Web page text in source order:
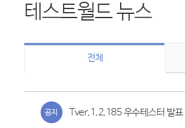
테스트월드 뉴스
전체
Tver.1.2.185 우수테스터 발표